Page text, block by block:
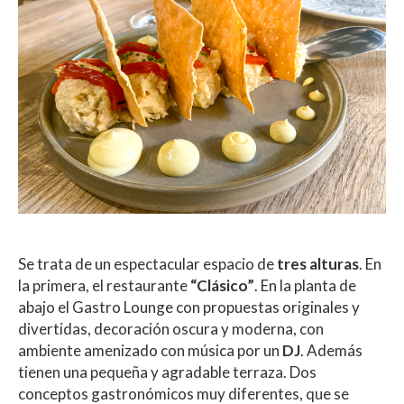
Se trata de un espectacular espacio detres alturas. En
la primera, el restaurante“Clásico”. En la planta de
abajo el Gastro Lounge con propuestas originales y
divertidas, decoración oscura y moderna, con
ambiente amenizado con música por un DJ. Además
tienen una pequeña y agradable terraza. Dos
conceptos gastronómicos muy diferentes, que se